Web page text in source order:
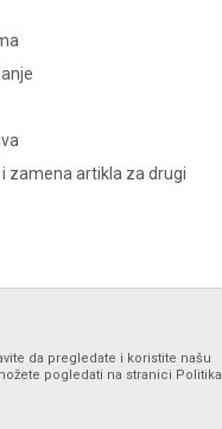
zamena artikla za drugi
da pregledate i koristite našu
pogledati na stranici Politika